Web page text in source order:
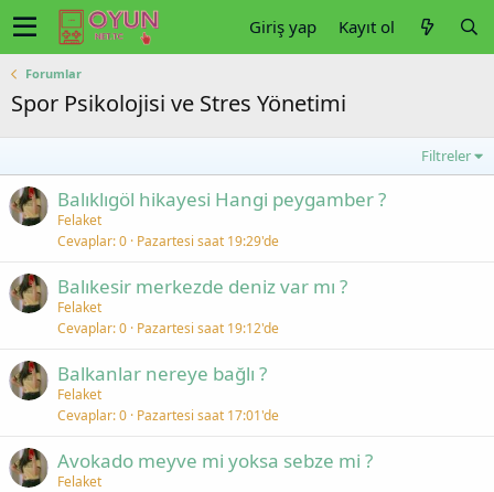
Giriş yap Kayıt ol
Forumlar
Spor Psikolojisi ve Stres Yönetimi
Filtreler
Balıklıgöl hikayesi Hangi peygamber ?
Felaket
Cevaplar 0 Pazartesi saat 19:29'de
Balıkesir merkezde deniz var mı ?
Felaket
Cevaplar 0 Pazartesi saat 19:12'de
Balkanlar nereye bağlı ?
Felaket
Cevaplar 0 Pazartesi saat 17:01'de
Avokado meyve mi yoksa sebze mi ?
Felaket